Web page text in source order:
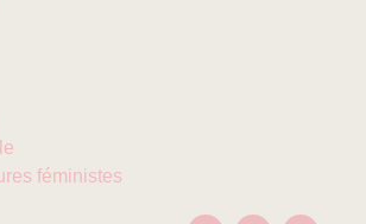
féministes